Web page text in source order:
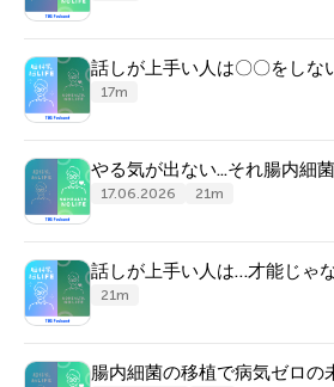
話しが上手い人は〇〇をしな
17m
やる気が出ない...それ腸内細
17.06.2026 21m
話しが上手い人は…才能じゃ
21m
腸内細菌の移植で病気ゼロの